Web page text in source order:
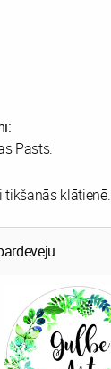
Pasts.
klātienē.